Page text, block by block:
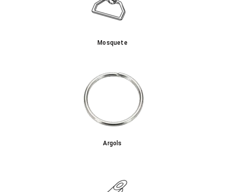
Mosquete
Argols